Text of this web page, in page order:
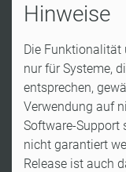
Hinweise
Die Funktionalität
nur für Systeme,
entsprechen,
Verwendung auf
Software-Support
nicht garantiert
Release ist auch